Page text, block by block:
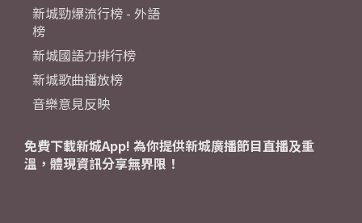
新城勁爆流行榜 - 外語
榜
新城國語力排行榜
新城歌曲播放榜
音樂意見反映
免費下載新城App! 為你提供新城廣播節目直播及重
溫，體現資訊分享無界限！